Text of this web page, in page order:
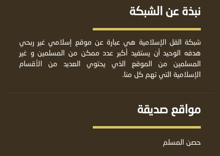
نبذة عن الشبكة
شبكة القل الإسلامية هي عبارة عن موقع إسلامي غير ربحي
هدفه الوحيد أن يستفيد أكبر عدد ممكن من المسلمين و غير
المسلمين من الموقع الذي يحتوي العديد من الأقسام
الإسلامية التي تهم كل منا.
مواقع صديقة
حصن المسلم